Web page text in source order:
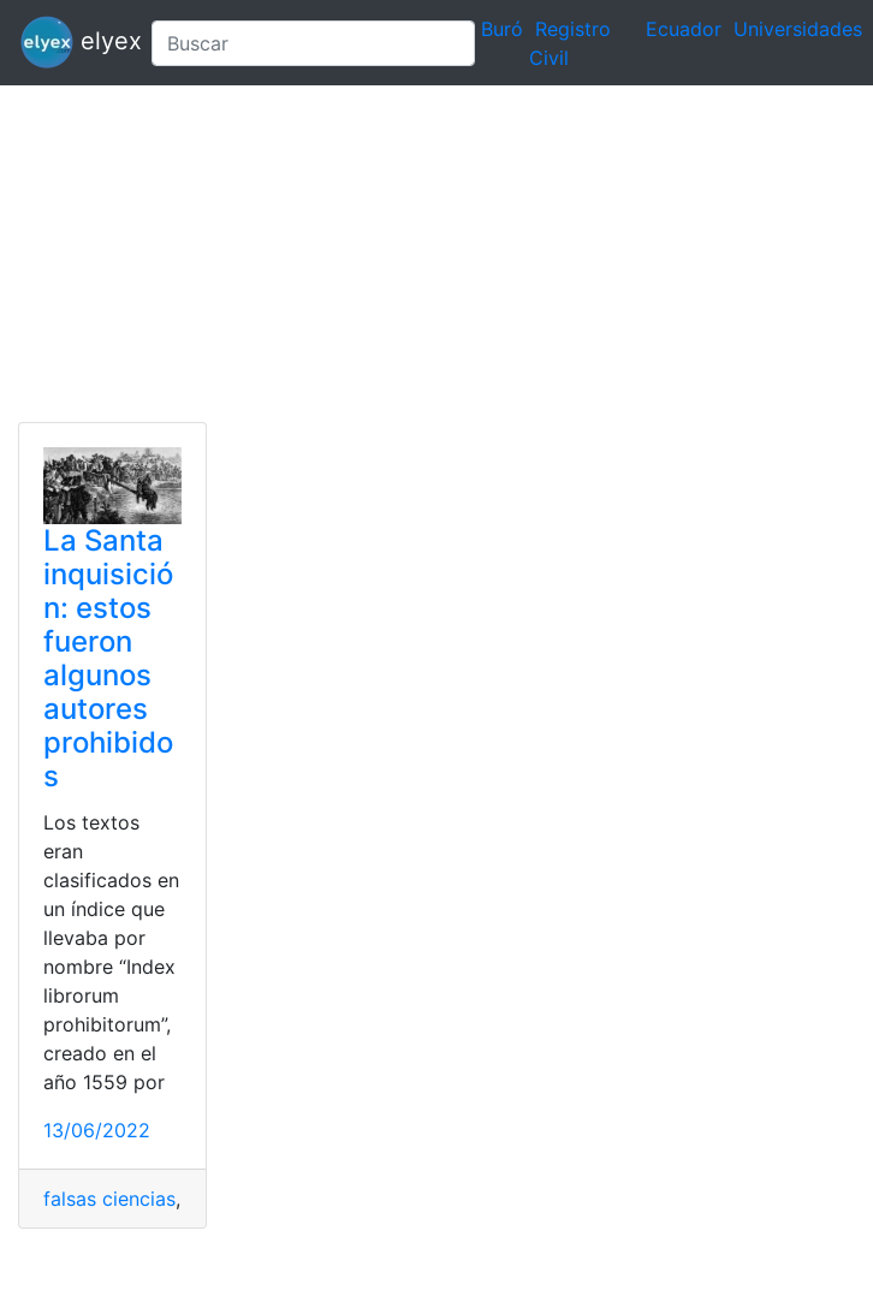
elyex Buró Registro
Civil
Ecuador Universidades
La Santa
inquisició
n: estos
fueron
algunos
autores
prohibido
s
Los textos
eran
clasificados en
un índice que
llevaba por
nombre “Index
librorum
prohibitorum”,
creado en el
año 1559 por
13/06/2022
falsas ciencias,